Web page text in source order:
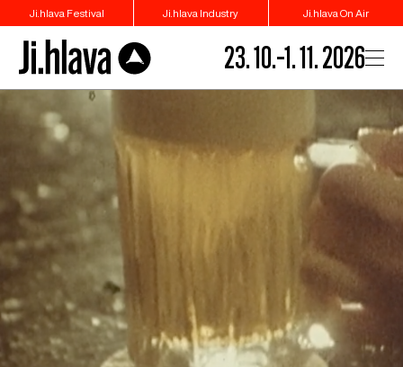
Ji.hlava Festival Ji.hlava Industry Ji.hlava On Air
23. 10.–1. 11. 2026